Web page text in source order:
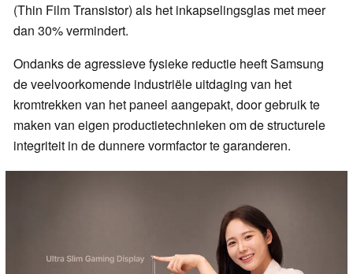
(Thin Film Transistor) als het inkapselingsglas met meer
dan 30% vermindert.
Ondanks de agressieve fysieke reductie heeft Samsung
de veelvoorkomende industriële uitdaging van het
kromtrekken van het paneel aangepakt, door gebruik te
maken van eigen productietechnieken om de structurele
integriteit in de dunnere vormfactor te garanderen.